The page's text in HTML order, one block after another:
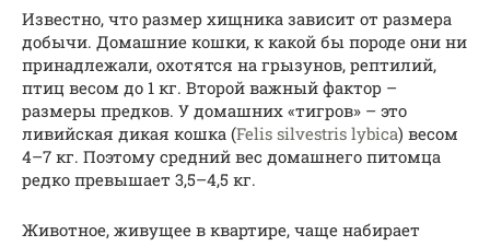
Известно, что размер хищника зависит от размера
добычи. Домашние кошки, к какой бы породе они ни
принадлежали, охотятся на грызунов, рептилий,
птиц весом до 1 кг. Второй важный фактор –
размеры предков. У домашних «тигров» – это
ливийская дикая кошка (Felis silvestris lybica) весом
4–7 кг. Поэтому средний вес домашнего питомца
редко превышает 3,5–4,5 кг.
Животное, живущее в квартире, чаще набирает